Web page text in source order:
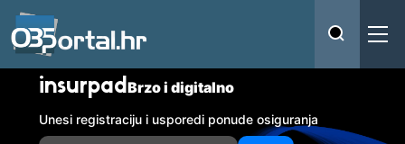
insurpadBrzo i digitalno
Unesi registraciju i usporedi ponude osiguranja